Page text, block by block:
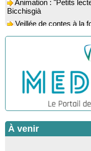
Bicchisgià
Veillée de contes à la
mignuleddu" par la
Colloque : "Taravu :
patrimoine religieux,
Marc Fiamma - A Sarra
Spectacle musical :
hommage au duo
Marie-Elsa Picciocchi
gutare) et Jacky Le
Lecture musicale :
de la guitare de Mister Mat
! Événement reporté !
À venir